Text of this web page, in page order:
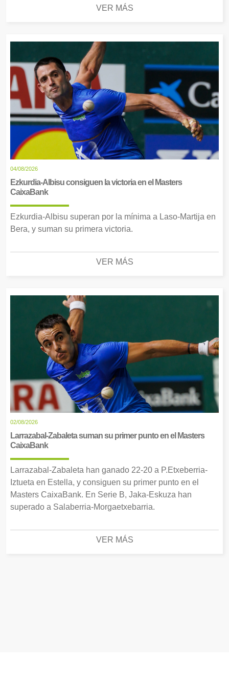
VER MÁS
04/08/2026
Ezkurdia-Albisu consiguen la victoria en el Masters
CaixaBank
Ezkurdia-Albisu superan por la mínima a Laso-Martija en
Bera, y suman su primera victoria.
VER MÁS
02/08/2026
Larrazabal-Zabaleta suman su primer punto en el Masters
CaixaBank
Larrazabal-Zabaleta han ganado 22-20 a P.Etxeberria-
Iztueta en Estella, y consiguen su primer punto en el
Masters CaixaBank. En Serie B, Jaka-Eskuza han
superado a Salaberria-Morgaetxebarria.
VER MÁS